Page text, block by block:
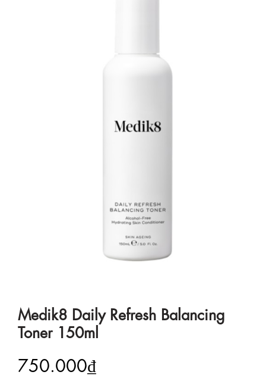
Medik8 Daily Refresh Balancing
Toner 150ml
750.000₫